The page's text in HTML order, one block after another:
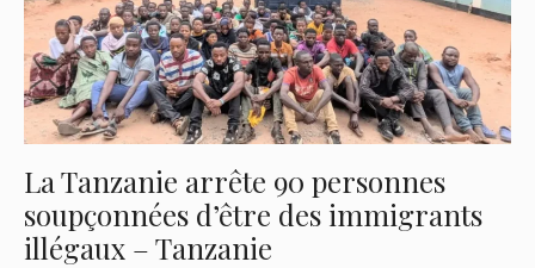
La Tanzanie arrête 90 personnes
soupçonnées d’être des immigrants
illégaux – Tanzanie